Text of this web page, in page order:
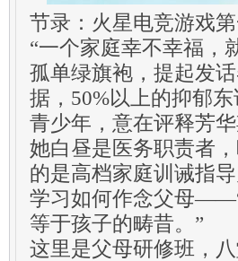
节录：火星电竞游戏
“一个家庭幸不幸福，
孤单绿旗袍，提起发
据，50%以上的抑郁
青少年，意在评释芳
她白昼是医务职责者
的是高档家庭训诫指
学习如何作念父母
等于孩子的畴昔。”
这里是父母研修班，